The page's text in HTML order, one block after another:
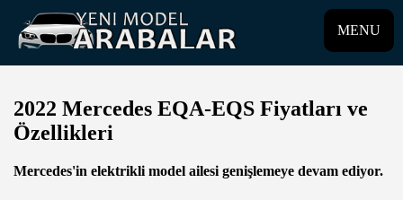
MENU
2022 Mercedes EQA-EQS Fiyatları ve
Özellikleri
Mercedes'in elektrikli model ailesi genişlemeye devam ediyor.